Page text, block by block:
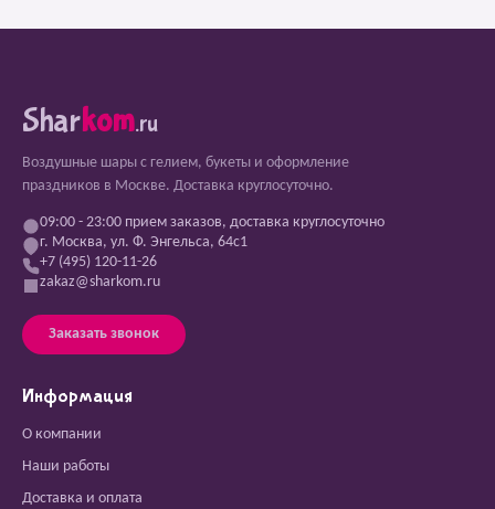
Sharkom.ru
Воздушные шары с гелием, букеты и оформление
праздников в Москве. Доставка круглосуточно.
09:00 - 23:00 прием заказов, доставка круглосуточно
г. Москва, ул. Ф. Энгельса, 64с1
+7 (495) 120-11-26
zakaz@sharkom.ru
Заказать звонок
Информация
О компании
Наши работы
Доставка и оплата